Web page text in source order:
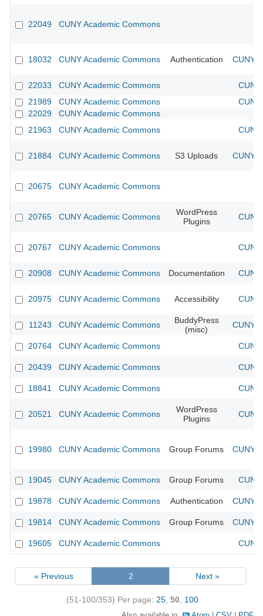
22049 CUNY Academic Commons
18032 CUNY Academic Commons Authentication CUNY
22033 CUNY Academic Commons
21989
CUNY Academic Commons
22029
CUNY Academic Commons
21963
CUNY Academic Commons
21884 CUNY Academic Commons S3 Uploads CUNY
20675 CUNY Academic Commons
20765 CUNY Academic Commons
WordPress
Plugins
20767 CUNY Academic Commons
20908 CUNY Academic Commons Documentation
20975 CUNY Academic Commons Accessibility
11243 CUNY Academic Commons
BuddyPress
(misc)
CUNY
20764 CUNY Academic Commons
20439 CUNY Academic Commons
18841 CUNY Academic Commons
20521 CUNY Academic Commons
WordPress
Plugins
19980 CUNY Academic Commons Group Forums CUNY
19045 CUNY Academic Commons Group Forums
19878 CUNY Academic Commons Authentication CUNY
19814 CUNY Academic Commons Group Forums CUNY
19605 CUNY Academic Commons
« Previous 2 Next »
(51-100/353) Per page: 25 50 100